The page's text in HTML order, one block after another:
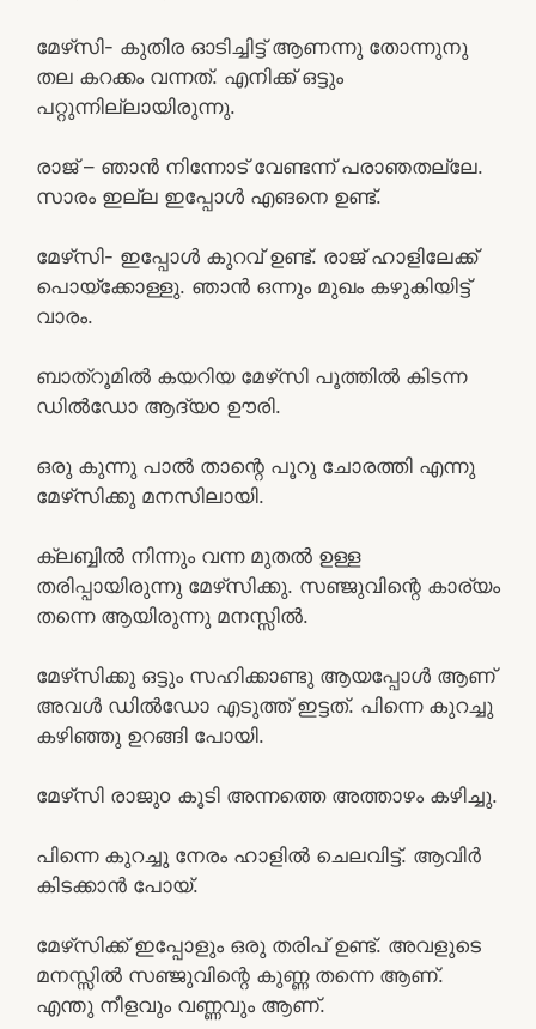
മേഴ്‌സി- കുതിര ഓടിച്ചിട്ട് ആണന്നു തോന്നുനു
തല കറക്കം വന്നത്. എനിക്ക് ഒട്ടും
പറ്റുന്നില്ലായിരുന്നു.
രാജ് – ഞാൻ നിന്നോട് വേണ്ടന്ന് പരാഞതല്ലേ.
സാരം ഇല്ല ഇപ്പോൾ എങനെ ഉണ്ട്.
മേഴ്‌സി- ഇപ്പോൾ കുറവ് ഉണ്ട്. രാജ് ഹാളിലേക്ക്
പൊയ്ക്കോള്ളു. ഞാൻ ഒന്നും മുഖം കഴുകിയിട്ട്
വാരം.
ബാത്‌റൂമിൽ കയറിയ മേഴ്‌സി പൂത്തിൽ കിടന്ന
ഡിൽഡോ ആദ്യo ഊരി.
ഒരു കുന്നു പാൽ താന്റെ പൂറു ചോരത്തി എന്നു
മേഴ്‌സിക്കു മനസിലായി.
ക്ലബ്ബിൽ നിന്നും വന്ന മുതൽ ഉള്ള
തരിപ്പായിരുന്നു മേഴ്‌സിക്കു. സഞ്ജുവിന്റെ കാര്യം
തന്നെ ആയിരുന്നു മനസ്സിൽ.
മേഴ്‌സിക്കു ഒട്ടും സഹിക്കാണ്ടു ആയപ്പോൾ ആണ്
അവൾ ഡിൽഡോ എടുത്ത് ഇട്ടത്. പിന്നെ കുറച്ചു
കഴിഞ്ഞു ഉറങ്ങി പോയി.
മേഴ്‌സി രാജുo കൂടി അന്നത്തെ അത്താഴം കഴിച്ചു.
പിന്നെ കുറച്ചു നേരം ഹാളിൽ ചെലവിട്ട്. ആവിർ
കിടക്കാൻ പോയ്‌.
മേഴ്‌സിക്ക് ഇപ്പോളും ഒരു തരിപ് ഉണ്ട്. അവളുടെ
മനസ്സിൽ സഞ്ജുവിന്റെ കുണ്ണ തന്നെ ആണ്.
എന്തു നീളവും വണ്ണവും ആണ്.